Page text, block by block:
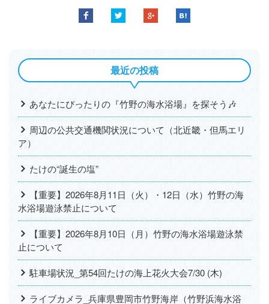
最近の投稿
あなたにぴったりの『竹野の海水浴場』を探そう🎶
周辺の公共交通機関状況について（北近畿・但馬エリ
ア）
たけの“誕生の塩”
【重要】2026年8月11日（火）・12日（水）竹野の海
水浴場遊泳禁止について
【重要】2026年8月10日（月）竹野の海水浴場遊泳禁
止について
駐車場状況_第54回たけの海上花火大会7/30 (木)
ライブカメラ_兵庫県豊岡市竹野海岸（竹野浜海水浴